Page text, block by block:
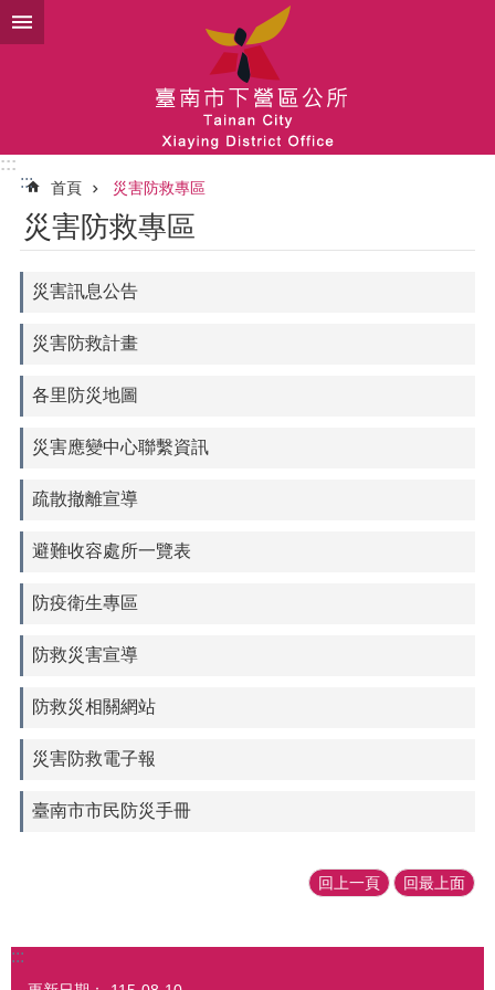
跳到主要內容區塊
:::
:::
首頁 災害防救專區
災害防救專區
災害訊息公告
災害防救計畫
各里防災地圖
災害應變中心聯繫資訊
疏散撤離宣導
避難收容處所一覽表
防疫衛生專區
防救災害宣導
防救災相關網站
災害防救電子報
臺南市市民防災手冊
回上一頁 回最上面
:::